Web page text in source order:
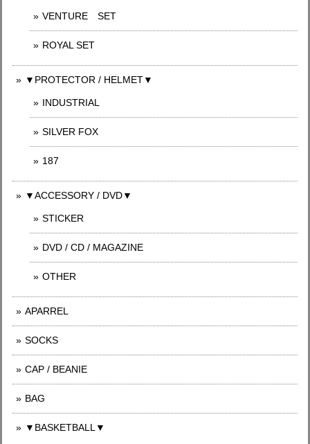
VENTURE SET
ROYAL SET
▼PROTECTOR / HELMET▼
INDUSTRIAL
SILVER FOX
187
▼ACCESSORY / DVD▼
STICKER
DVD / CD / MAGAZINE
OTHER
APARREL
SOCKS
CAP / BEANIE
BAG
▼BASKETBALL▼